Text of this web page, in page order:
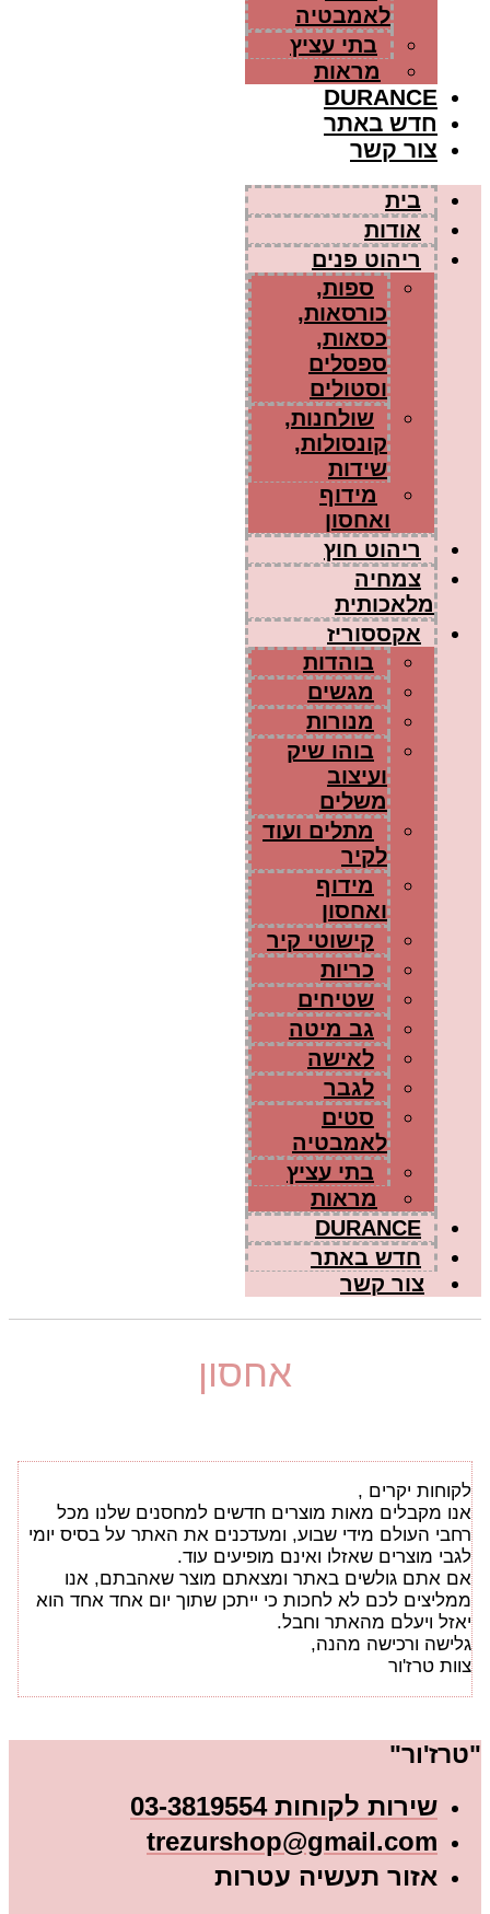
לאמבטיה
בתי עציץ
מראות
DURANCE
חדש באתר
צור קשר
בית
אודות
ריהוט פנים
ספות,
כורסאות,
כסאות,
ספסלים
וסטולים
שולחנות,
קונסולות,
שידות
מידוף
ואחסון
ריהוט חוץ
צמחיה
מלאכותית
אקססוריז
בוהדות
מגשים
מנורות
בוהו שיק
ועיצוב
משלים
מתלים ועוד
לקיר
מידוף
ואחסון
קישוטי קיר
כריות
שטיחים
גב מיטה
לאישה
לגבר
סטים
לאמבטיה
בתי עציץ
מראות
DURANCE
חדש באתר
צור קשר
אחסון
לקוחות יקרים ,
אנו מקבלים מאות מוצרים חדשים למחסנים שלנו מכל
רחבי העולם מידי שבוע, ומעדכנים את האתר על בסיס יומי
לגבי מוצרים שאזלו ואינם מופיעים עוד.
אם אתם גולשים באתר ומצאתם מוצר שאהבתם, אנו
ממליצים לכם לא לחכות כי ייתכן שתוך יום אחד אחד הוא
יאזל ויעלם מהאתר וחבל.
גלישה ורכישה מהנה,
צוות טרז'ור
"טרז'ור"
שירות לקוחות 03-3819554
trezurshop@gmail.com
אזור תעשיה עטרות